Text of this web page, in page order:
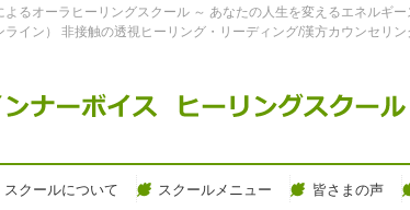
よるオーラヒーリングスクール ～ あなたの人生を変えるエネルギ
ライン） 非接触の透視ヒーリング・リーディング/漢方カウンセリン
スクールについて スクールメニュー 皆さまの声